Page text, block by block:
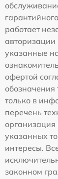
работает
указанные
офертой
только в
перечень
указанных
интересы.
законном